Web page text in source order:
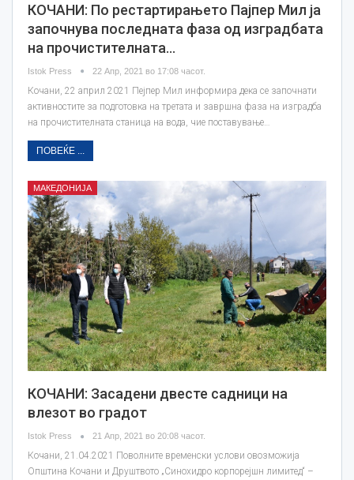
КОЧАНИ: По рестартирањето Пајпер Мил ја
започнува последната фаза од изградбата
на прочистителната…
Istok Press 22 Апр, 2021 во 17:08 часот.
Кочани, 22 април 2021 Пејпер Мил информира дека се започнати
активностите за подготовка на третата и завршна фаза на изградба
на прочистителната станица на вода, чие поставување…
ПОВЕЌЕ ...
МАКЕДОНИЈА
КОЧАНИ: Засадени двесте садници на
влезот во градот
Istok Press 21 Апр, 2021 во 20:08 часот.
Кочани, 21.04.2021 Поволните временски услови овозможија
Општина Кочани и Друштвото „Синохидро корпорејшн лимитед“ –